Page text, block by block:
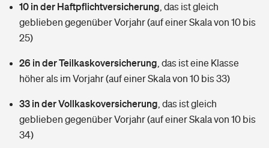
Wer versichert was: Jetzt Versicherer finden
Sie haben Fragen?
Mietkautionsversicherung
Restkreditversicherung
Tools
Kinderinvalidität
Hundehalter-Haftpflicht
Handyversicherung
Tierkrankenversicherung
Zur Übersicht
Tools
Wer versichert was: Jetzt Versicherer finden
10 in der Haftpflichtversicherung das ist gleich
geblieben gegenüber Vorjahr (auf einer Skala von 10 bis
25)
26 in der Teilkaskoversicherung das ist eine Klasse
höher als im Vorjahr (auf einer Skala von 10 bis 33)
33 in der Vollkaskoversicherung das ist gleich
geblieben gegenüber Vorjahr (auf einer Skala von 10 bis
34)